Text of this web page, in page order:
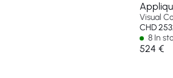
Visual
CHD
8 In
524 €